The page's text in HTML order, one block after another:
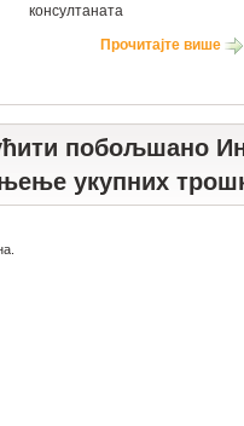
консултаната
Прочитајте више
побољшано
укупних